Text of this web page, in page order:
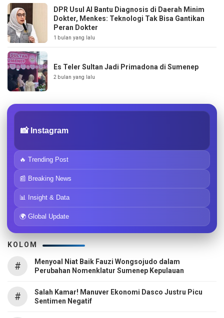
DPR Usul AI Bantu Diagnosis di Daerah Minim
Dokter, Menkes: Teknologi Tak Bisa Gantikan
Peran Dokter
1 bulan yang lalu
Es Teler Sultan Jadi Primadona di Sumenep
2 bulan yang lalu
📸 Instagram
🔥 Trending Post
📰 Breaking News
📊 Insight & Data
🌍 Global Update
KOLOM
#
Menyoal Niat Baik Fauzi Wongsojudo dalam
Perubahan Nomenklatur Sumenep Kepulauan
#
Salah Kamar! Manuver Ekonomi Dasco Justru Picu
Sentimen Negatif